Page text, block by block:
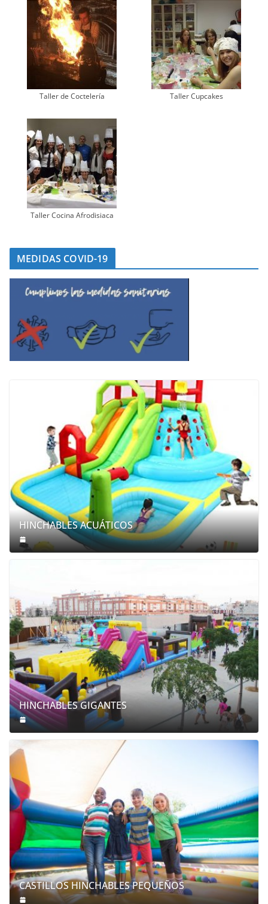
Taller de Coctelería Taller Cupcakes
Taller Cocina Afrodisiaca
MEDIDAS COVID-19
HINCHABLES ACUÁTICOS
HINCHABLES GIGANTES
CASTILLOS HINCHABLES PEQUEÑOS